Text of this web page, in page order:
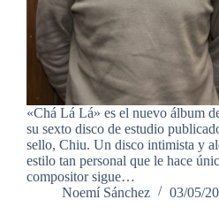
«Chá Lá Lá» es el nuevo álbum
su sexto disco de estudio
sello, Chiu. Un disco intimista y
estilo tan personal que le hace
compositor sigue…
Noemí Sánchez
03/05/